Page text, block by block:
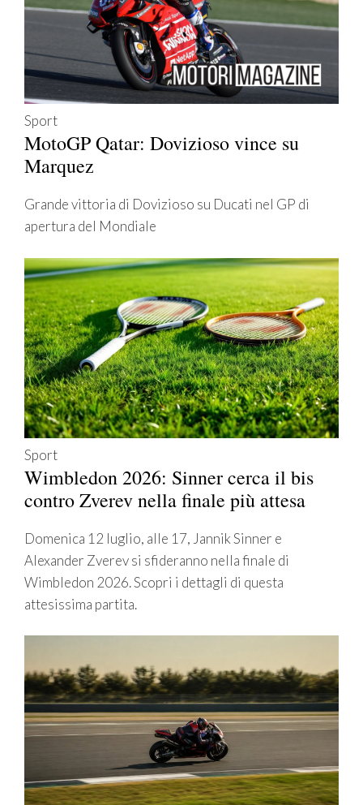
Sport
MotoGP Qatar: Dovizioso vince su
Marquez
Grande vittoria di Dovizioso su Ducati nel GP di
apertura del Mondiale
Sport
Wimbledon 2026: Sinner cerca il bis
contro Zverev nella finale più attesa
Domenica 12 luglio, alle 17, Jannik Sinner e
Alexander Zverev si sfideranno nella finale di
Wimbledon 2026. Scopri i dettagli di questa
attesissima partita.